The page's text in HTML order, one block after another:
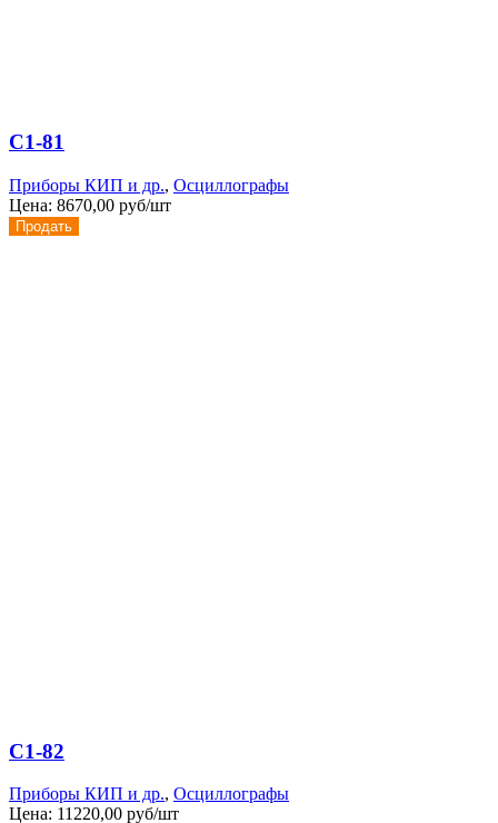
С1-81
Приборы КИП и др., Осциллографы
Цена: 8670,00 руб/шт
Продать
С1-82
Приборы КИП и др., Осциллографы
Цена: 11220,00 руб/шт